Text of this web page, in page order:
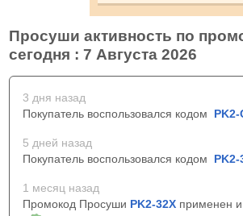
Просуши активность по
сегодня : 7 Августа 2026
3 дня назад
Покупатель воспользовался кодом PK2-
5 дней назад
Покупатель воспользовался кодом PK2-
1 месяц назад
Промокод Просуши PK2-32X применен